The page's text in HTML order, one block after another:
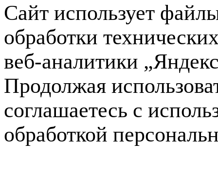
Сайт использует
обработки
веб-аналитики
Продолжая
соглашаетесь с
обработкой